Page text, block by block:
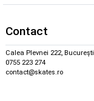
Contact
Calea Plevnei 222, București
0755 223 274
contact@skates.ro